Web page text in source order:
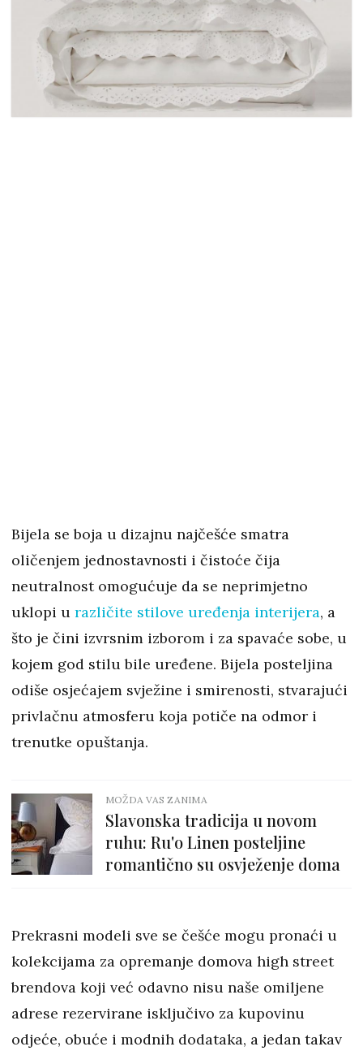
Bijela se boja u dizajnu najčešće smatra
oličenjem jednostavnosti i čistoće čija
neutralnost omogućuje da se neprimjetno
uklopi u različite stilove uređenja interijera, a
što je čini izvrsnim izborom i za spavaće sobe, u
kojem god stilu bile uređene. Bijela posteljina
odiše osjećajem svježine i smirenosti, stvarajući
privlačnu atmosferu koja potiče na odmor i
trenutke opuštanja.
MOŽDA VAS ZANIMA
Slavonska tradicija u novom
ruhu: Ru'o Linen posteljine
romantično su osvježenje doma
Prekrasni modeli sve se češće mogu pronaći u
kolekcijama za opremanje domova high street
brendova koji već odavno nisu naše omiljene
adrese rezervirane isključivo za kupovinu
odjeće, obuće i modnih dodataka, a jedan takav